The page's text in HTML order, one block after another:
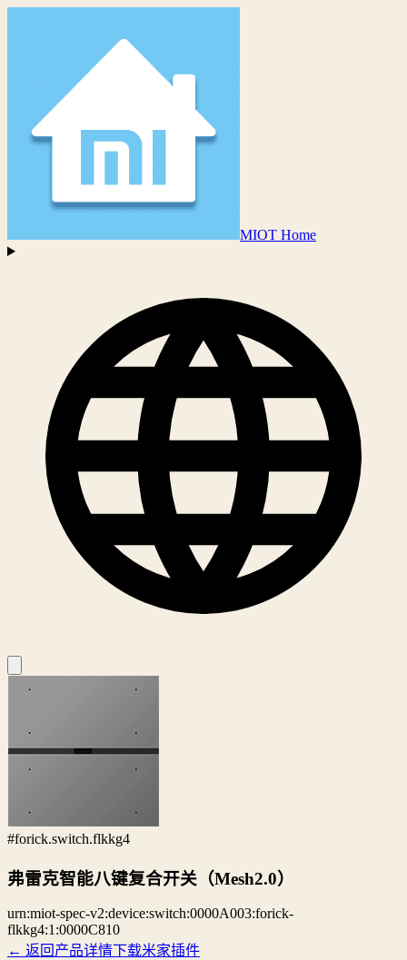
MIOT Home
#forick.switch.flkkg4
弗雷克智能八键复合开关（Mesh2.0）
urn:miot-spec-v2:device:switch:0000A003:forick-
flkkg4:1:0000C810
← 返回产品详情下载米家插件